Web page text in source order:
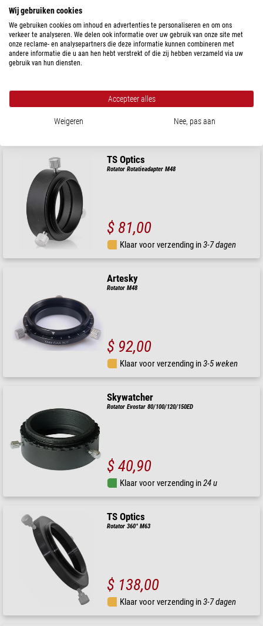
PrimaLuceLab
ARCO 2" Camera Rotator
$ 810,00
Klaar voor verzending in1-2 weken
TS Optics
Rotator Rotatieadapter M48
$ 81,00
Klaar voor verzending in3-7 dagen
Artesky
Rotator M48
$ 92,00
Klaar voor verzending in3-5 weken
Skywatcher
Rotator Evostar 80/100/120/150ED
$ 40,90
Klaar voor verzending in24 u
TS Optics
Rotator 360° M63
$ 138,00
Klaar voor verzending in3-7 dagen
Wij gebruiken cookies
We gebruiken cookies om inhoud en advertenties te personaliseren en om ons
verkeer te analyseren. We delen ook informatie over uw gebruik van onze site met
onze reclame- en analysepartners die deze informatie kunnen combineren met
andere informatie die u aan hen hebt verstrekt of die zij hebben verzameld via uw
gebruik van hun diensten.
Accepteer alles
Weigeren Nee, pas aan